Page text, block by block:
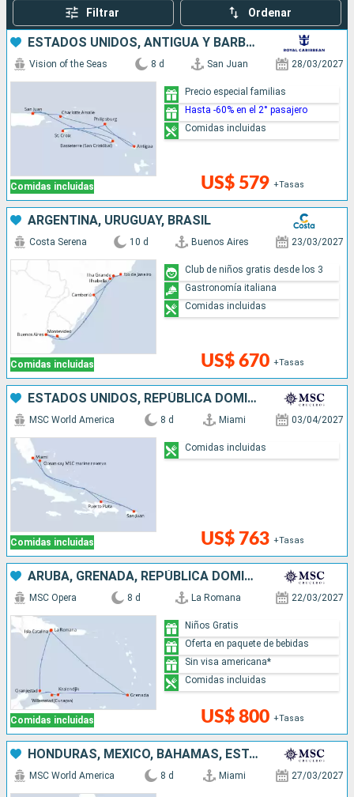
No pierdas la oportunidad de vivir una Semana Santa diferente y
memorable. Reserva tu plaza ahora, ¡los cupos son limitados!
Filtrar Ordenar
ESTADOS UNIDOS, ANTIGUA Y BARBUDA, SAN MARTÍN, PUERTO RICO
Comidas incluidas
Vision of the Seas 8 d San Juan 28/03/2027
US$ 579 +Tasas
Precio especial familias
Hasta -60% en el 2° pasajero
Comidas incluidas
ARGENTINA, URUGUAY, BRASIL
Comidas incluidas
Costa Serena 10 d Buenos Aires 23/03/2027
US$ 670 +Tasas
Club de niños gratis desde los 3
Gastronomía italiana
Comidas incluidas
ESTADOS UNIDOS, REPÚBLICA DOMINICANA, PUERTO RICO, BAHAMAS
Comidas incluidas
MSC World America 8 d Miami 03/04/2027
US$ 763 +Tasas
Comidas incluidas
ARUBA, GRENADA, REPÚBLICA DOMINICANA
Comidas incluidas
MSC Opera 8 d La Romana 22/03/2027
US$ 800 +Tasas
Niños Gratis
Oferta en paquete de bebidas
Sin visa americana*
Comidas incluidas
HONDURAS, MÉXICO, BAHAMAS, ESTADOS UNIDOS
MSC World America 8 d Miami 27/03/2027